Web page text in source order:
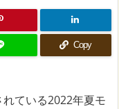
Copy
ている2022年夏モ